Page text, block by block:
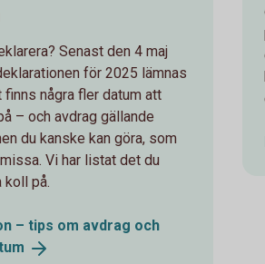
Senast den 4 maj
för 2025 lämnas
finns några fler datum att
– och avdrag gällande
du kanske kan göra, som
Vi har listat det du
koll på.
– tips om avdrag och